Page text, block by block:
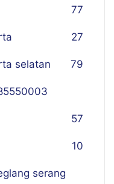
77
27
selatan 79
57
10
serang